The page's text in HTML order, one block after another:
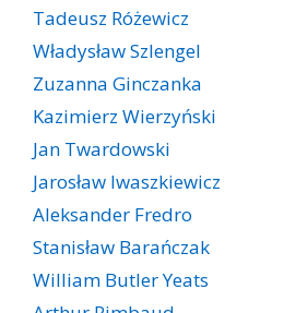
Tadeusz Różewicz
Władysław Szlengel
Zuzanna Ginczanka
Kazimierz Wierzyński
Jan Twardowski
Jarosław Iwaszkiewicz
Aleksander Fredro
Stanisław Barańczak
William Butler Yeats